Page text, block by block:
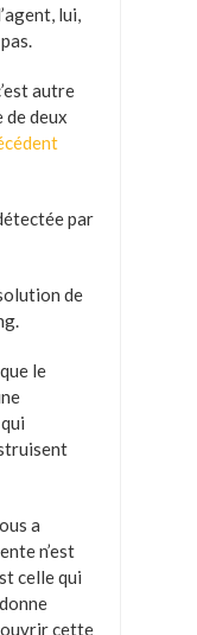
lui,
autre
de deux
par
de
le
a
n’est
celle qui
cette